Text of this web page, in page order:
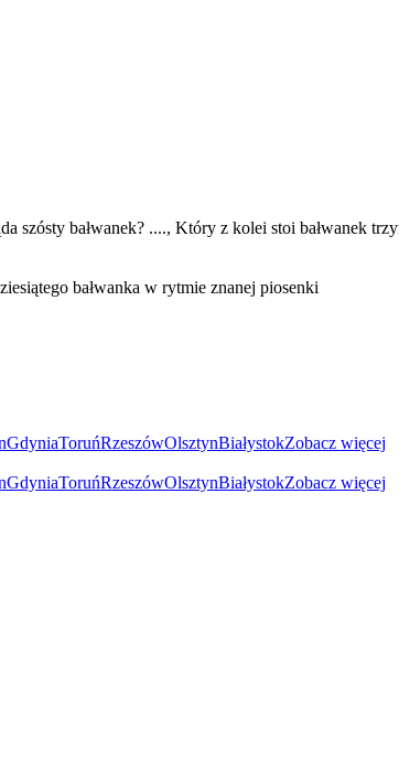
szósty bałwanek? ...., Który z kolei stoi bałwanek
bałwanka w rytmie znanej piosenki
GdyniaToruńRzeszówOlsztynBiałystokZobacz więcej
GdyniaToruńRzeszówOlsztynBiałystokZobacz więcej